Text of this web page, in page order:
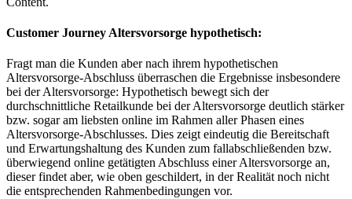
Customer Journey Altersvorsorge hypothetisch:
Fragt man die Kunden aber nach ihrem hypothetischen
Altersvorsorge-Abschluss überraschen die Ergebnisse insbesondere
bei der Altersvorsorge: Hypothetisch bewegt sich der
durchschnittliche Retailkunde bei der Altersvorsorge deutlich stärker
bzw. sogar am liebsten online im Rahmen aller Phasen eines
Altersvorsorge-Abschlusses. Dies zeigt eindeutig die Bereitschaft
und Erwartungshaltung des Kunden zum fallabschließenden bzw.
überwiegend online getätigten Abschluss einer Altersvorsorge an,
dieser findet aber, wie oben geschildert, in der Realität noch nicht
die entsprechenden Rahmenbedingungen vor.